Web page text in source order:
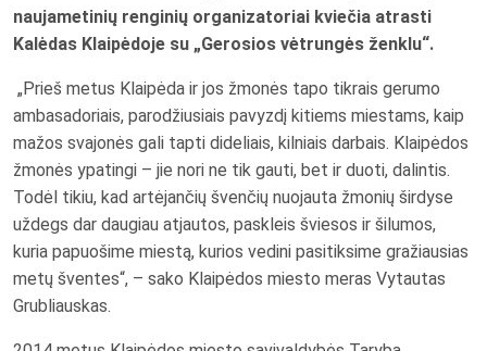
naujametinių renginių organizatoriai kviečia atrasti
Kalėdas Klaipėdoje su „Gerosios vėtrungės ženklu“.
„Prieš metus Klaipėda ir jos žmonės tapo tikrais gerumo
ambasadoriais, parodžiusiais pavyzdį kitiems miestams, kaip
mažos svajonės gali tapti dideliais, kilniais darbais. Klaipėdos
žmonės ypatingi – jie nori ne tik gauti, bet ir duoti, dalintis.
Todėl tikiu, kad artėjančių švenčių nuojauta žmonių širdyse
uždegs dar daugiau atjautos, paskleis šviesos ir šilumos,
kuria papuošime miestą, kurios vedini pasitiksime gražiausias
metų šventes“, – sako Klaipėdos miesto meras Vytautas
Grubliauskas.